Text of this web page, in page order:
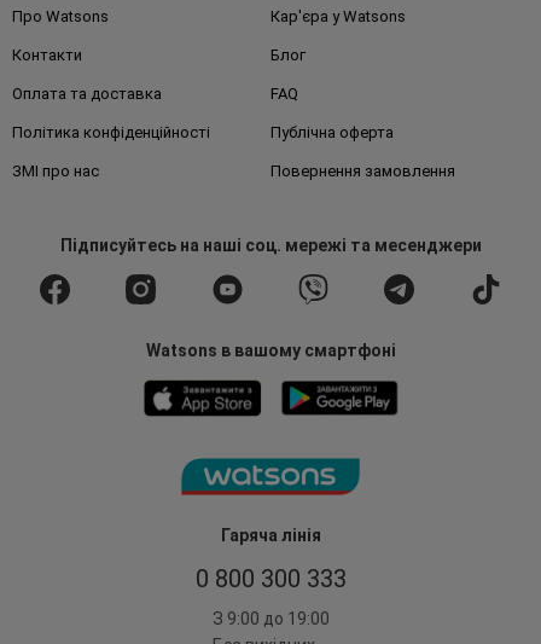
Гаряча лінія
0 800 300 333
З 9:00 до 19:00
Про Watsons Кар'єра у Watsons
Контакти Блог
Оплата та доставка FAQ
Політика конфіденційності Публічна оферта
ЗМІ про нас Повернення замовлення
Підписуйтесьна наші соц. мережі та месенджери
Watsons в вашому смартфоні